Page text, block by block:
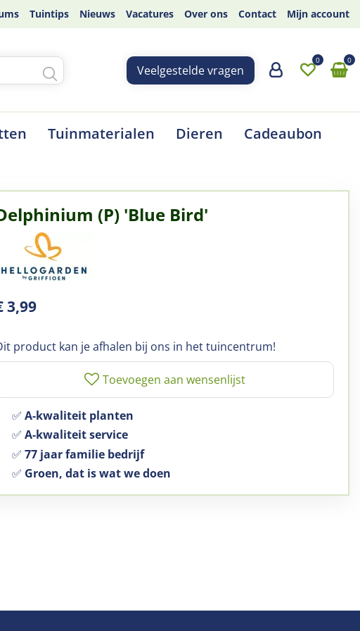
Tuintips Nieuws Vacatures Over ons Contact Mijn account
Veelgestelde vragen
Tuinmaterialen Dieren Cadeaubon
(P) 'Blue Bird'
3,99
product kan je afhalen bij ons in het tuincentrum!
✅ A-kwaliteit planten
✅ A-kwaliteit service
✅ 77 jaar familie bedrijf
✅ Groen, dat is wat we doen